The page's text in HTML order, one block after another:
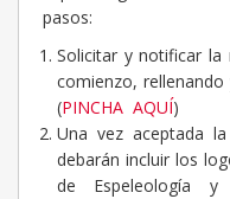
pasos:
Solicitar y notificar la
comienzo,
(PINCHA AQUÍ)
Una vez aceptada
debarán incluir los
de Espeleología